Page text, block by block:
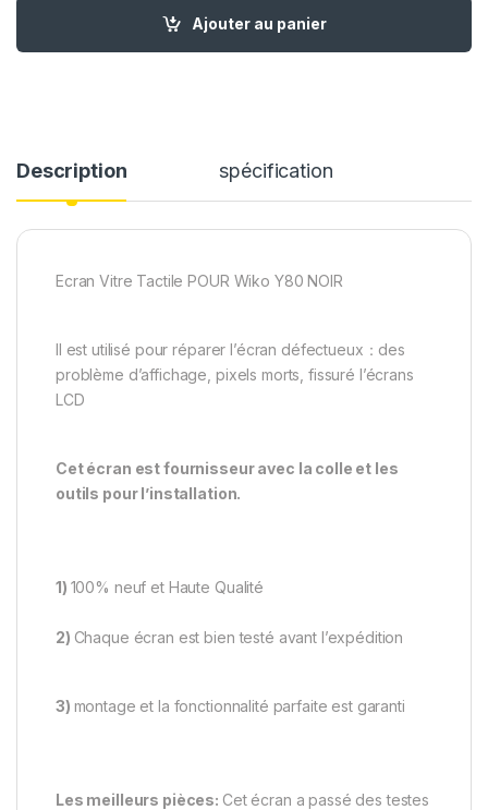
quantité de Ecran LCD Remplacement pour Wiko Y80 Noir +
Ajouter au panier
Description spécification
Ecran Vitre Tactile POUR Wiko Y80 NOIR
Il est utilisé pour réparer l’écran défectueux：des
problème d’affichage, pixels morts, fissuré l’écrans
LCD
Cet écran est fournisseur avec la colle et les
outils pour l’installation.
1) 100% neuf et Haute Qualité
2) Chaque écran est bien testé avant l’expédition
3) montage et la fonctionnalité parfaite est garanti
Les meilleurs pièces: Cet écran a passé des testes